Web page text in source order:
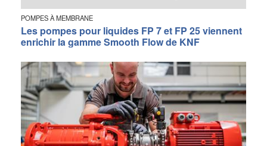
POMPES À MEMBRANE
Les pompes pour liquides FP 7 et FP 25 viennent
enrichir la gamme Smooth Flow de KNF